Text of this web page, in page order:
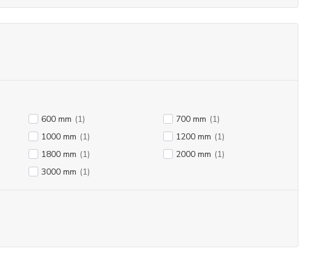
600 mm (1) 700 mm (1)
1000 mm (1) 1200 mm (1)
1800 mm (1) 2000 mm (1)
3000 mm (1)